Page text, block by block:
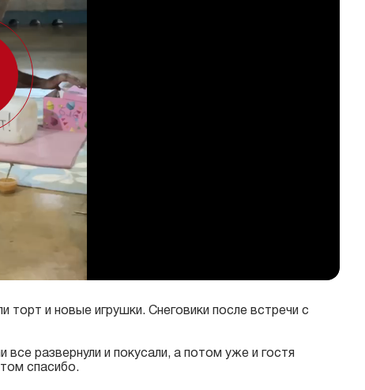
торт и новые игрушки. Снеговики после встречи с
все развернули и покусали, а потом уже и гостя
спасибо.